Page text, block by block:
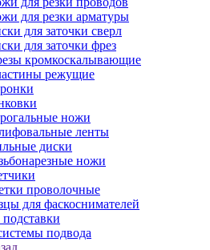
для резки арматуры
для заточки сверл
для заточки фрез
кромкоскалывающие
режущие
ножи
ленты
диски
ножи
проволочные
для фаскоснимателей
подвода